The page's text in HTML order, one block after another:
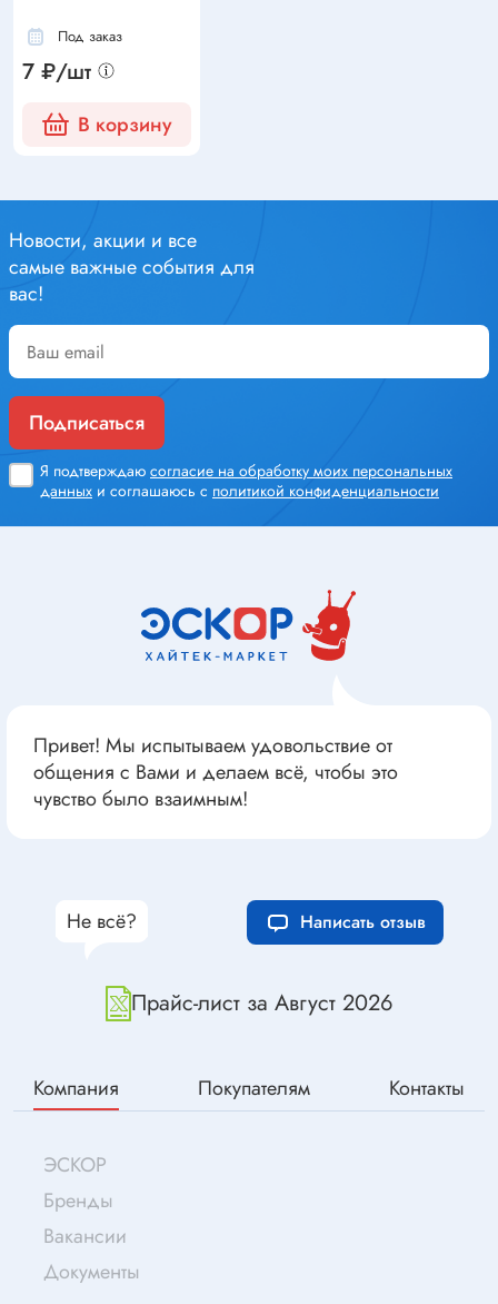
Под заказ
7 ₽/шт
В корзину
Новости, акции и все
самые важные события для
вас!
Подписаться
Я подтверждаю согласие на обработку моих персональных
данных и соглашаюсь с политикой конфиденциальности
Привет! Мы испытываем удовольствие от
общения с Вами и делаем всё, чтобы это
чувство было взаимным!
Прайс-лист за Август 2026
Не всё? Написать отзыв
Компания Покупателям Контакты
ЭСКОР
Бренды
Вакансии
Документы